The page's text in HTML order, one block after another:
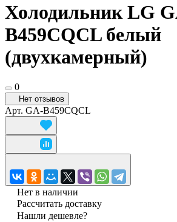
Холодильник LG
B459CQCL белый
(двухкамерный)
0
Нет отзывов
Арт. GA-B459CQCL
Нет в наличии
Рассчитать доставку
Нашли дешевле?